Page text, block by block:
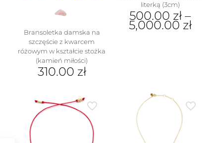
Bransoletka damska na
szczęście z kwarcem
różowym w kształcie stożka
(kamień miłości)
310.00 zł
ma
wiele
wariantów.
literką (3cm)
500.00 zł –
5,000.00 zł
można
wybrać
stronie
produktu